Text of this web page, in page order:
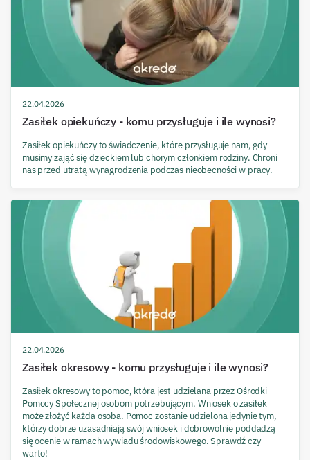
22.04.2026
Zasiłek opiekuńczy - komu przysługuje i ile wynosi?
Zasiłek opiekuńczy to świadczenie, które przysługuje nam, gdy
musimy zająć się dzieckiem lub chorym członkiem rodziny. Chroni
nas przed utratą wynagrodzenia podczas nieobecności w pracy.
22.04.2026
Zasiłek okresowy - komu przysługuje i ile wynosi?
Zasiłek okresowy to pomoc, która jest udzielana przez Ośrodki
Pomocy Społecznej osobom potrzebującym. Wniosek o zasiłek
może złożyć każda osoba. Pomoc zostanie udzielona jedynie tym,
którzy dobrze uzasadniają swój wniosek i dobrowolnie poddadzą
się ocenie w ramach wywiadu środowiskowego. Sprawdź czy
warto!